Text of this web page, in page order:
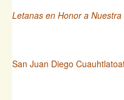
Letanas en Honor a
San Juan Diego